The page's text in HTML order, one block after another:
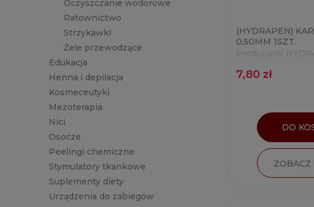
Oczyszczanie wodorowe
Ratownictwo
Strzykawki
Żele przewodzące
Edukacja
Henna i depilacja
Kosmeceutyki
Mezoterapia
Nici
Osocze
Peelingi chemiczne
Stymulatory tkankowe
Suplementy diety
Urządzenia do zabiegów
(HYDRAPEN)
0,50MM 1SZT.
7,80 zł
DO
ZOBACZ